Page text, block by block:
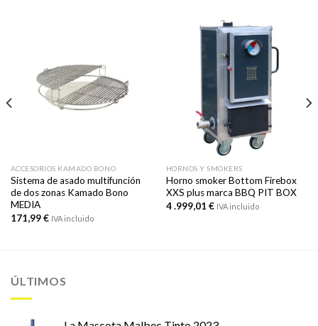
ACCESORIOS KAMADO BONO
Sistema de asado multifunción
de dos zonas Kamado Bono
MEDIA
171,99€ IVA incluido
HORNOS Y SMOKERS
Horno smoker Bottom Firebox
XXS plus marca BBQ PIT BOX
4 .999,01 € IVA incluido
ÚLTIMOS